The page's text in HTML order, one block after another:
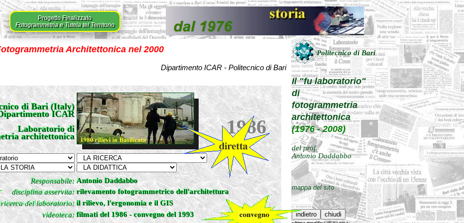
Progetto Finalizzato
Fotogrammetria e Tutela tel Territorio
Architettonica nel 2000 Politecnico di Bari
Il "fu laboratorio"
di
fotogrammetria
architettonica
(1976 - 2008)
del prof.
Antonio Daddabbo
mappa del sito
Dipartimento ICAR - Politecnico di Bari
Responsabile: Antonio Daddabbo
disciplina asservita: rilevamento fotogrammetrico dell'architettura
ricerca del laboratorio: il rilievo, l'ergonomia e il GIS
videoteca: filmati del 1986 - convegno del 1993
Responsabile: Antonio Daddabbo
disciplina asservita: rilevamento fotogrammetrico dell'architettura
del laboratorio: il rilievo, l'ergonomia e il GIS
videoteca: filmati del 1986-convegno del 1993
di Bari (Italy)
ICAR
Laboratorio di
architettonica
di Bari (Italy)
ICAR
Laboratorio di
architettonica 1986